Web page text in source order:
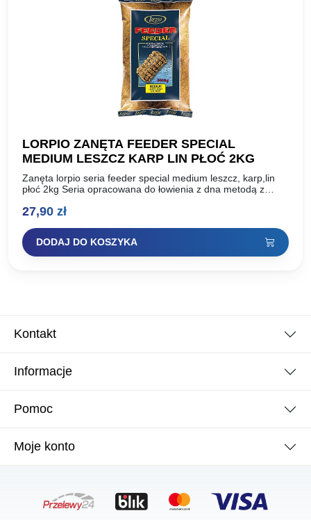
LORPIO ZANĘTA FEEDER SPECIAL
MEDIUM LESZCZ KARP LIN PŁOĆ 2KG
Zanęta lorpio seria feeder special medium leszcz, karp,lin
płoć 2kg Seria opracowana do łowienia z dna metodą z
27,90 zł
DODAJ DO KOSZYKA
Kontakt
Informacje
Pomoc
Moje konto